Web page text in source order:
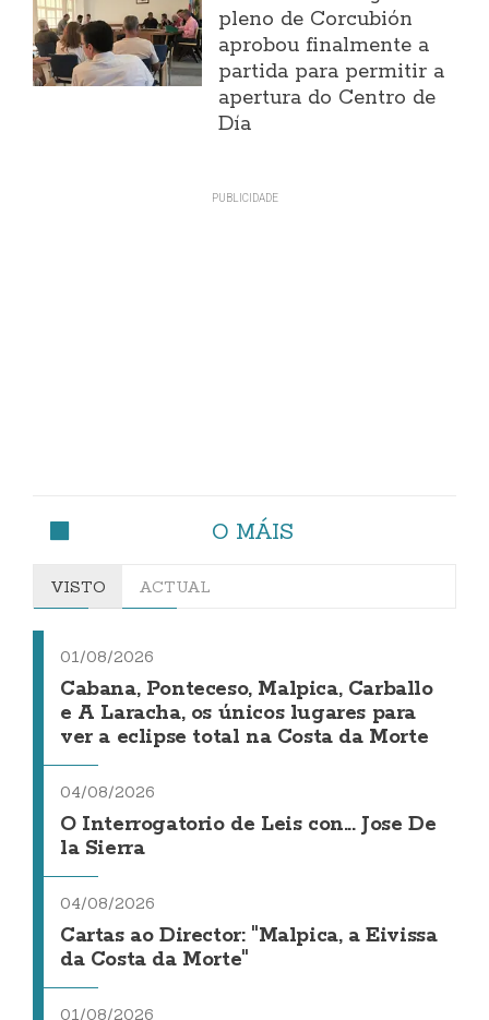
pleno de Corcubión
aprobou finalmente a
partida para permitir a
apertura do Centro de
Día
O MÁIS
VISTO ACTUAL
01/08/2026
Cabana, Ponteceso, Malpica, Carballo
e A Laracha, os únicos lugares para
ver a eclipse total na Costa da Morte
04/08/2026
O Interrogatorio de Leis con... Jose De
la Sierra
04/08/2026
Cartas ao Director: "Malpica, a Eivissa
da Costa da Morte"
01/08/2026